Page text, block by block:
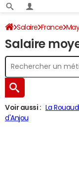
Salaire France
Salaire
Voir aussi : La
d'Anjou